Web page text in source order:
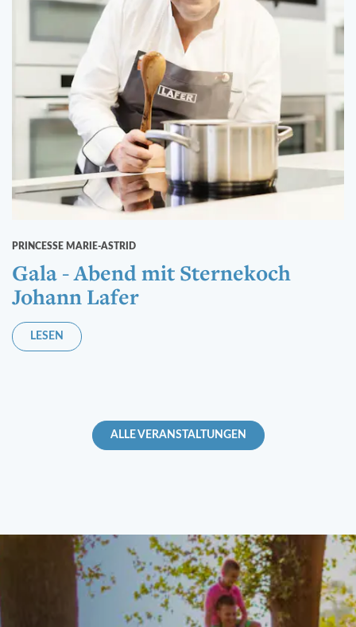
PRINCESSE MARIE-ASTRID
Gala - Abend mit Sternekoch
Johann Lafer
LESEN
ALLE VERANSTALTUNGEN